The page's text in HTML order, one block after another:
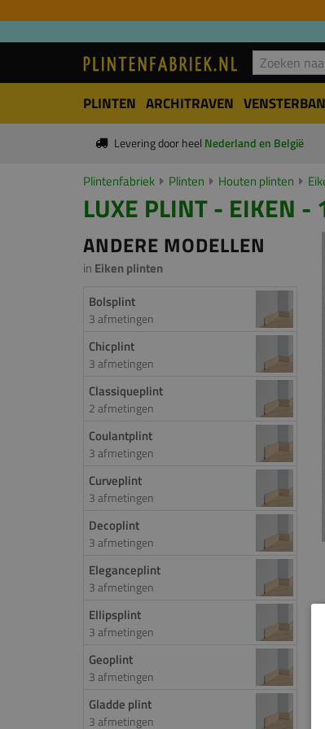
PLINTEN ARCHITRAVEN
Levering door heel Nederland en België
Plintenfabriek Plinten Houten plinten
LUXE PLINT - EIKEN
ANDERE MODELLEN
in Eiken plinten
Bolsplint
3 afmetingen
Chicplint
3 afmetingen
Classiqueplint
2 afmetingen
Coulantplint
3 afmetingen
Curveplint
3 afmetingen
Decoplint
3 afmetingen
Eleganceplint
3 afmetingen
Ellipsplint
3 afmetingen
Geoplint
3 afmetingen
Gladde plint
3 afmetingen